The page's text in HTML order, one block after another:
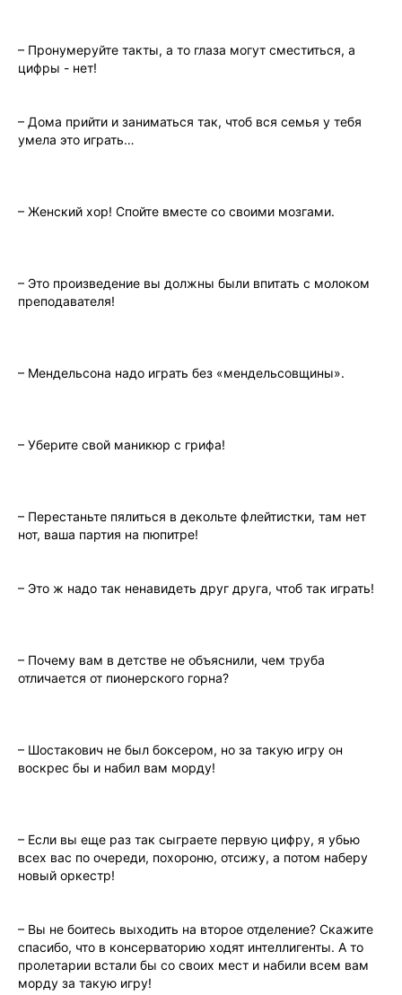
– Пронумеруйте такты, а то глаза могут сместиться, а
цифры - нет!
– Дома прийти и заниматься так, чтоб вся семья у тебя
умела это играть…
– Женский хор! Спойте вместе со своими мозгами.
– Это произведение вы должны были впитать с молоком
преподавателя!
– Мендельсона надо играть без «мендельсовщины».
– Уберите свой маникюр с грифа!
– Перестаньте пялиться в декольте флейтистки, там нет
нот, ваша партия на пюпитре!
– Это ж надо так ненaвидеть друг друга, чтоб так играть!
– Почему вам в детстве не объяснили, чем труба
отличается от пионерского горна?
– Шостакович не был бокcером, но за такую игру он
воскрес бы и набил вам морду!
– Если вы еще раз так сыграете первую цифру, я убью
всех вас по очереди, похороню, отсижу, а потом наберу
новый оркестр!
– Вы не боитесь выходить на второе отделение? Скажите
спасибо, что в консерваторию ходят интеллигенты. А то
пролетарии встали бы со своих мест и набили всем вам
морду за такую игру!